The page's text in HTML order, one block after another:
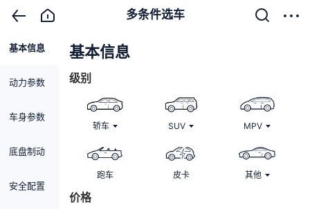
多条件选车
基本信息
动力参数
车身参数
底盘制动
安全配置
基本信息
级别
轿车 SUV MPV
跑车 皮卡 其他
价格